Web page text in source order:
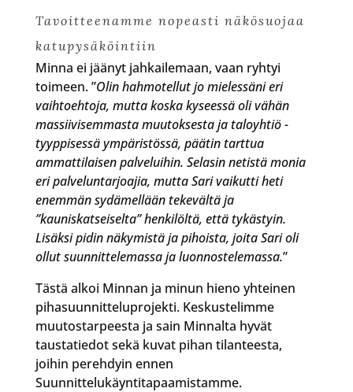
Tavoitteenamme nopeasti näkösuojaa
katupysäköintiin
Minna ei jäänyt jahkailemaan, vaan ryhtyi
toimeen. ”Olin hahmotellut jo mielessäni eri
vaihtoehtoja, mutta koska kyseessä oli vähän
massiivisemmasta muutoksesta ja taloyhtiö -
tyyppisessä ympäristössä, päätin tarttua
ammattilaisen palveluihin. Selasin netistä monia
eri palveluntarjoajia, mutta Sari vaikutti heti
enemmän sydämellään tekevältä ja
”kauniskatseiselta” henkilöltä, että tykästyin.
Lisäksi pidin näkymistä ja pihoista, joita Sari oli
ollut suunnittelemassa ja luonnostelemassa.”
Tästä alkoi Minnan ja minun hieno yhteinen
pihasuunnitteluprojekti. Keskustelimme
muutostarpeesta ja sain Minnalta hyvät
taustatiedot sekä kuvat pihan tilanteesta,
joihin perehdyin ennen
Suunnittelukäyntitapaamistamme.